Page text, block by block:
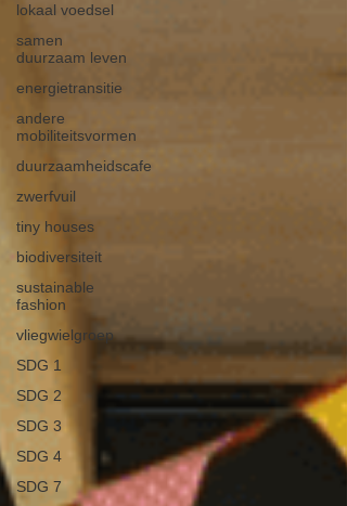
lokaal voedsel
samen
duurzaam leven
energietransitie
andere
mobiliteitsvormen
duurzaamheidscafe
zwerfvuil
tiny houses
biodiversiteit
sustainable
fashion
vliegwielgroep
SDG 1
SDG 2
SDG 3
SDG 4
SDG 7